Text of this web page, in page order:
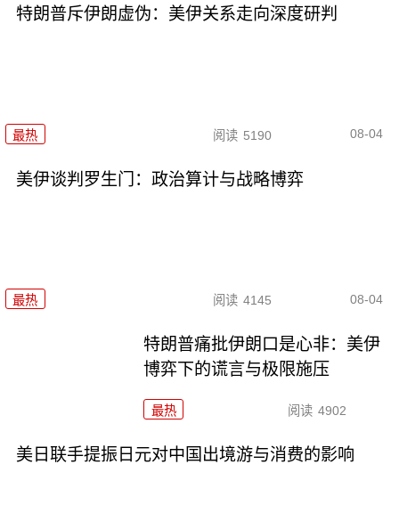
特朗普斥伊朗虚伪：美伊关系走向深度研判
最热 阅读 5190 08-04
美伊谈判罗生门：政治算计与战略博弈
最热 阅读 4145 08-04
特朗普痛批伊朗口是心非：美伊
博弈下的谎言与极限施压
最热 阅读 4902
美日联手提振日元对中国出境游与消费的影响